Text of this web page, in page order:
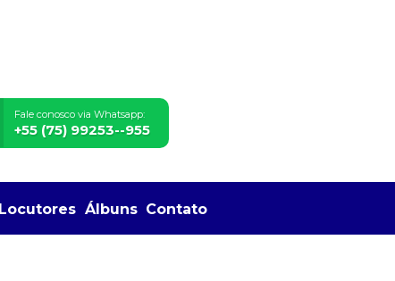
Fale conosco via Whatsapp:
+55 (75) 99253--955
Locutores Álbuns Contato